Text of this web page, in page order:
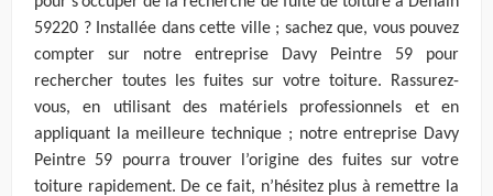
59220 ? Installée dans cette ville ; sachez que, vous pouvez
compter sur notre entreprise Davy Peintre 59 pour
rechercher toutes les fuites sur votre toiture. Rassurez-
vous, en utilisant des matériels professionnels et en
appliquant la meilleure technique ; notre entreprise Davy
Peintre 59 pourra trouver l’origine des fuites sur votre
toiture rapidement. De ce fait, n’hésitez plus à remettre la